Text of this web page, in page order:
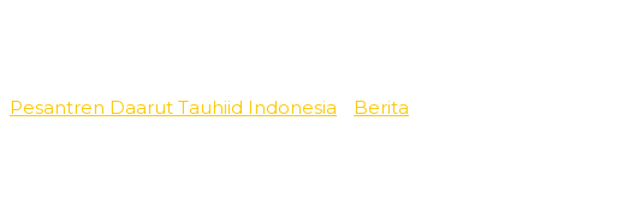
Pesantren Daarut Tauhiid Indonesia Berita